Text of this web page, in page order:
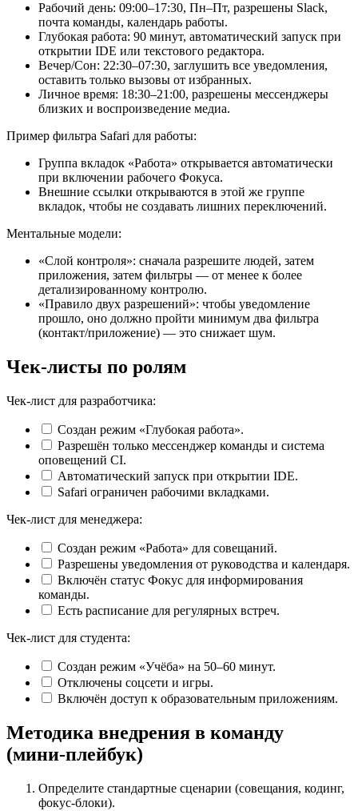
Рабочий день: 09:00–17:30, Пн–Пт, разрешены Slack,
почта команды, календарь работы.
Глубокая работа: 90 минут, автоматический запуск при
открытии IDE или текстового редактора.
Вечер/Сон: 22:30–07:30, заглушить все уведомления,
оставить только вызовы от избранных.
Личное время: 18:30–21:00, разрешены мессенджеры
близких и воспроизведение медиа.
Пример фильтра Safari для работы:
Группа вкладок «Работа» открывается автоматически
при включении рабочего Фокуса.
Внешние ссылки открываются в этой же группе
вкладок, чтобы не создавать лишних переключений.
Ментальные модели:
«Слой контроля»: сначала разрешите людей, затем
приложения, затем фильтры — от менее к более
детализированному контролю.
«Правило двух разрешений»: чтобы уведомление
прошло, оно должно пройти минимум два фильтра
(контакт/приложение) — это снижает шум.
Чек‑листы по ролям
Чек-лист для разработчика:
Создан режим «Глубокая работа».
Разрешён только мессенджер команды и система
оповещений CI.
Автоматический запуск при открытии IDE.
Safari ограничен рабочими вкладками.
Чек-лист для менеджера:
Создан режим «Работа» для совещаний.
Разрешены уведомления от руководства и календаря.
Включён статус Фокус для информирования
команды.
Есть расписание для регулярных встреч.
Чек-лист для студента:
Создан режим «Учёба» на 50–60 минут.
Отключены соцсети и игры.
Включён доступ к образовательным приложениям.
Методика внедрения в команду
(мини‑плейбук)
Определите стандартные сценарии (совещания, кодинг,
фокус-блоки).